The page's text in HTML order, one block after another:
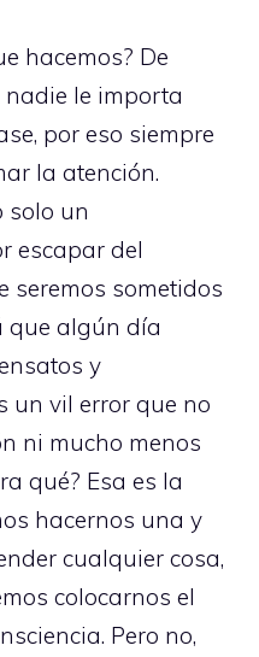
hacemos? De
nadie le importa
por eso siempre
la atención.
solo un
escapar del
seremos sometidos
que algún día
y
un vil error que no
ni mucho menos
qué? Esa es la
hacernos una y
cualquier cosa,
colocarnos el
Pero no,